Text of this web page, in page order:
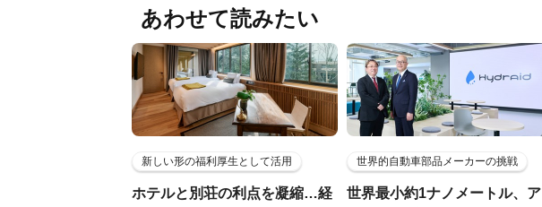
あわせて読みたい
新しい形の福利厚生として活用
ホテルと別荘の利点を凝縮…経
世界的自動車部品メーカーの挑戦
世界最小約1ナノメートル、ア